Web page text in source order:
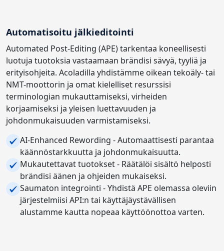
Automatisoitu jälkieditointi
Automated Post-Editing (APE) tarkentaa koneellisesti
luotuja tuotoksia vastaamaan brändisi sävyä, tyyliä ja
erityisohjeita. Acoladilla yhdistämme oikean tekoäly- tai
NMT-moottorin ja omat kielelliset resurssisi
terminologian mukauttamiseksi, virheiden
korjaamiseksi ja yleisen luettavuuden ja
johdonmukaisuuden varmistamiseksi.
AI-Enhanced Rewording - Automaattisesti parantaa
käännöstarkkuutta ja johdonmukaisuutta.
Mukautettavat tuotokset - Räätälöi sisältö helposti
brändisi äänen ja ohjeiden mukaiseksi.
Saumaton integrointi - Yhdistä APE olemassa oleviin
järjestelmiisi API:n tai käyttäjäystävällisen
alustamme kautta nopeaa käyttöönottoa varten.